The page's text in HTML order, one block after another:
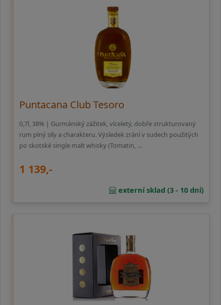
Puntacana Club Tesoro
0,7l, 38% | Gurmánský zážitek, víceletý, dobře strukturovaný
rum plný síly a charakteru. Výsledek zrání v sudech použitých
po skotské single malt whisky (Tomatin, …
1 139,-
externí sklad (3 - 10 dní)